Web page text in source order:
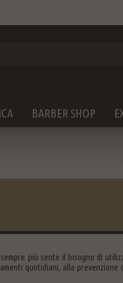
BARBER SHOP
più sente il bisogno di
quotidiani, alla prevenzione